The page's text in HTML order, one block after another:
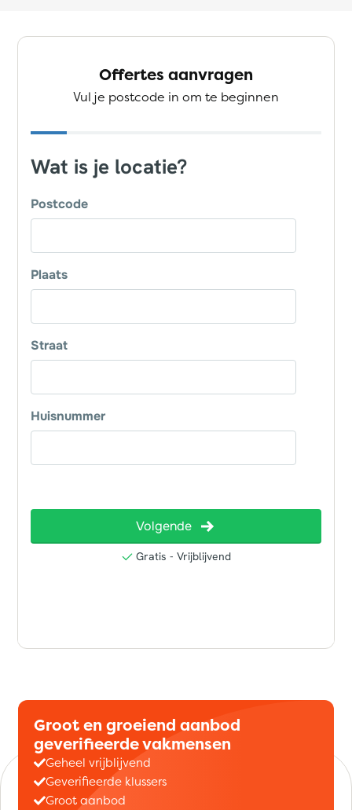
Offertes aanvragen
Vul je postcode in om te beginnen
Groot en groeiend aanbod
geverifieerde vakmensen
Geheel vrijblijvend
Geverifieerde klussers
Groot aanbod